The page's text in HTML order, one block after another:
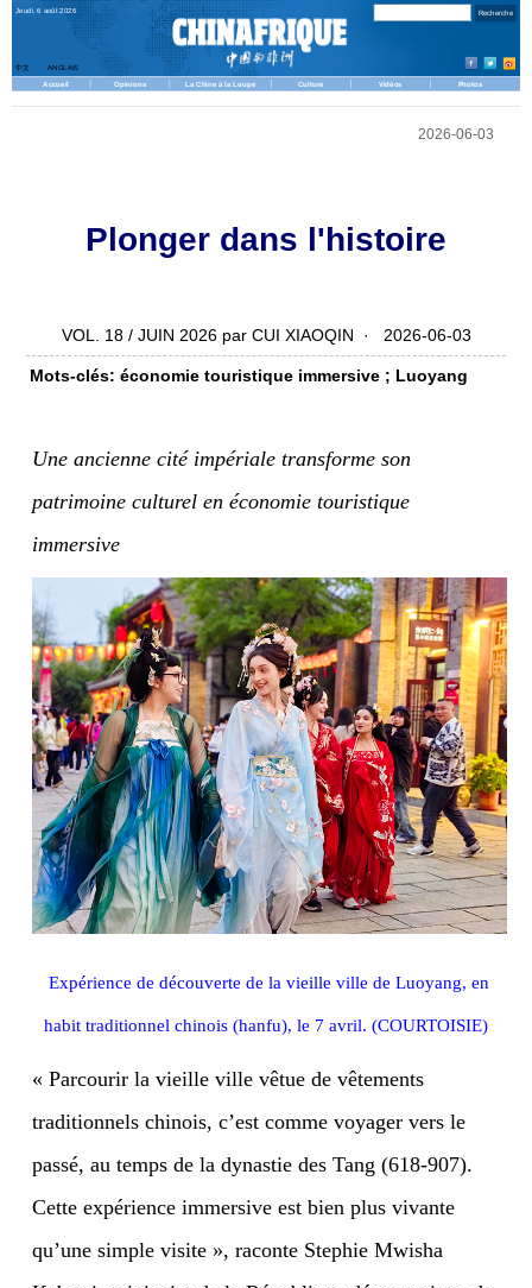
Jeudi, 6 août 2026
中文
ANGLAIS
Accueil
Opinions La Chine à la Loupe Culture Vidéos Photos
2026-06-03
Plonger dans l'histoire
VOL. 18 / JUIN 2026 par CUI XIAOQIN · 2026-06-03
Mots-clés: économie touristique immersive ; Luoyang
Une ancienne cité impériale transforme son
patrimoine culturel en économie touristique
immersive
Expérience de découverte de la vieille ville de Luoyang, en
habit traditionnel chinois (hanfu), le 7 avril. (COURTOISIE)
« Parcourir la vieille ville vêtue de vêtements
traditionnels chinois, c’est comme voyager vers le
passé, au temps de la dynastie des Tang (618-907).
Cette expérience immersive est bien plus vivante
qu’une simple visite », raconte Stephie Mwisha